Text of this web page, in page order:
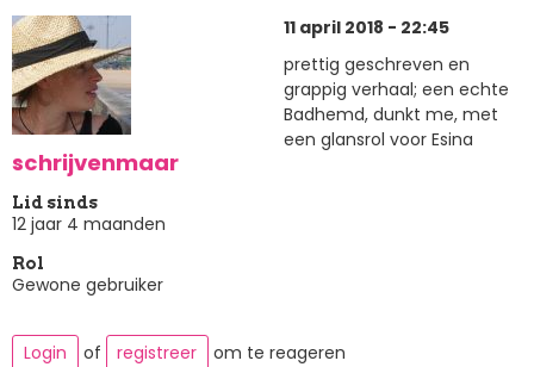
schrijvenmaar
Lid sinds
12 jaar 4 maanden
Rol
Gewone gebruiker
11 april 2018 - 22:45
prettig geschreven en
grappig verhaal; een echte
Badhemd, dunkt me, met
een glansrol voor Esina
Login of registreer om te reageren